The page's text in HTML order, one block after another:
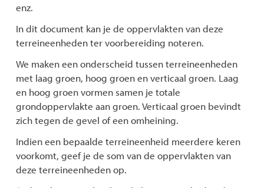
enz.
In dit document kan je de oppervlakten van deze
terreineenheden ter voorbereiding noteren.
We maken een onderscheid tussen terreineenheden
met laag groen, hoog groen en verticaal groen. Laag
en hoog groen vormen samen je totale
grondoppervlakte aan groen. Verticaal groen bevindt
zich tegen de gevel of een omheining.
Indien een bepaalde terreineenheid meerdere keren
voorkomt, geef je de som van de oppervlakten van
deze terreineenheden op.